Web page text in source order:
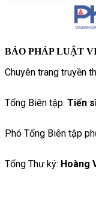
BÁO PHÁP LUẬT
Chuyên trang truyền
Tổng Biên tập: Tiến
Phó Tổng Biên tập
Tổng Thư ký: Hoàng